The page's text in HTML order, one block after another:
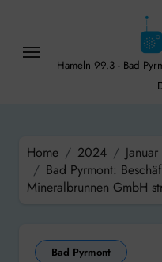
content
Hameln 99.3 - Bad
Home 2024 Januar
Bad Pyrmont:
Mineralbrunnen GmbH
Bad Pyrmont